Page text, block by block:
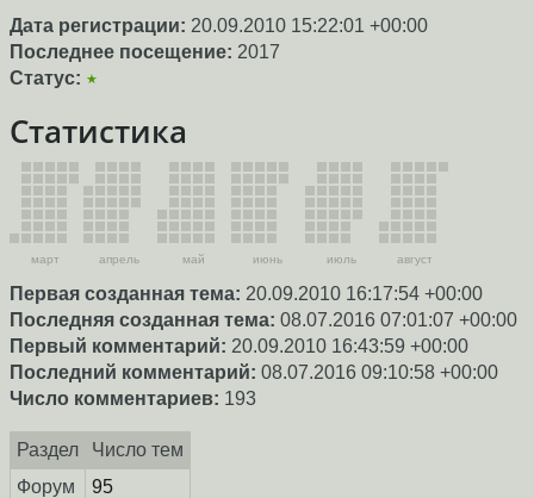
Дата регистрации: 20.09.2010 15:22:01 +00:00
Последнее посещение: 2017
Статус: ★
Статистика
март апрель май июнь июль август
Первая созданная тема: 20.09.2010 16:17:54 +00:00
Последняя созданная тема: 08.07.2016 07:01:07 +00:00
Первый комментарий: 20.09.2010 16:43:59 +00:00
Последний комментарий: 08.07.2016 09:10:58 +00:00
Число комментариев: 193
Раздел
Число тем
Форум
95